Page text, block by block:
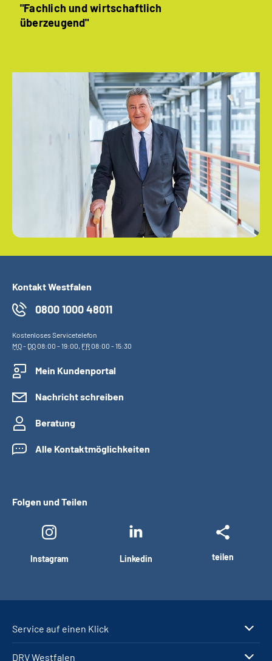
"Fachlich und wirtschaftlich
überzeugend"
Kontakt Westfalen
0800 1000 48011
Kostenloses Servicetelefon
MO- DO08:00 - 19:00, FR08:00 - 15:30
Mein Kundenportal
Nachricht schreiben
Beratung
Alle Kontaktmöglichkeiten
Folgen und Teilen
Instagram Linkedin teilen
Service auf einen Klick
DRV Westfalen